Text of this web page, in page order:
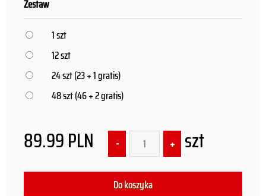
Zestaw
1 szt
12 szt
24 szt (23 + 1 gratis)
48 szt (46 + 2 gratis)
89.99PLN szt